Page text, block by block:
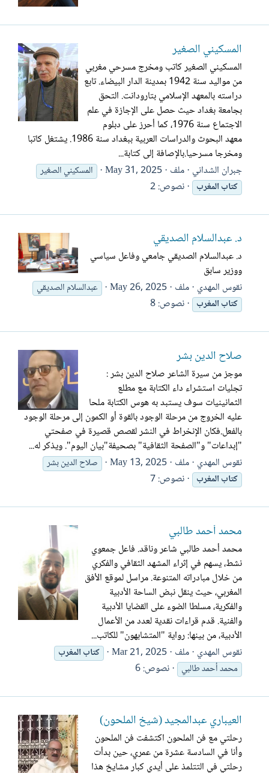
المسكيني الصغير
المسكيني الصغير كاتب ومخرج مسرحي مغربي
من مواليد سنة 1942 بمدينة الدار البيضاء. تابع
دراسته بالمعهد الإسلامي بتارودانت. التحق
بجامعة بغداد حيث حصل على الإجازة في علم
الاجتماع سنة 1976، كما أحرز على دبلوم
معهد البحوث والدراسات العربية ببغداد سنة 1986. يشتغل كاتبا
ومخرجا مسرحيا.بالإصافة إلى كتابة...
جبران الشداني ملف May 31, 2025
المسكيني الصغير
كتابالمغرب نصوص: 2
د. عبدالسلام الصديقي
د. عبدالسلام الصديقي جامعي وفاعل سياسي
ووزير سابق
نقوس المهدي ملف May 26, 2025
عبدالسلام الصديقي
كتابالمغرب نصوص: 8
صلاح الدين بشر
موجز من سيرة الشاعر صلاح الدين بشر :
تجليات استشراء داء الكتابة مع مطلع
الثمانينيات سوف يستبد به هوس الكتابة ملحا
عليه الخروج من مرحلة الوجود بالقوة أو الكمون إلى مرحلة الوجود
بالفعل.فكان الإنخراط في النشر لقصص قصيرة في صفحتي
"إبداعات" و"الصفحة الثقافية" بصحيفة"بيان اليوم". ويذكر له...
نقوس المهدي ملف May 13, 2025
صلاح الدين بشر
كتابالمغرب نصوص: 7
محمد أحمد طالبي
محمد أحمد طالبي شاعر وناقد. فاعل جمعوي
نشط، يسهم في إثراء المشهد الثقافي والفكري
من خلال مبادراته المتنوعة. مراسل لموقع الأفق
المغربي، حيث ينقل نبض الساحة الأدبية
والفكرية، مسلطا الضوء على القضايا الأدبية
والفنية. قدم قراءات نقدية لعدد من الأعمال
الأدبية، من بينها: رواية "المتشابهون" للكاتب...
نقوس المهدي ملف Mar 21, 2025 كتابالمغرب
محمد أحمد طالبي
نصوص: 6
العيباري عبدالمجيد (شيخ الملحون)
رحلتي مع فن الملحون اكتشفت فن الملحون
وأنا في السادسة عشرة من عمري، حين بدأت
رحلتي في التتلمذ على أيدي كبار مشايخ هذا